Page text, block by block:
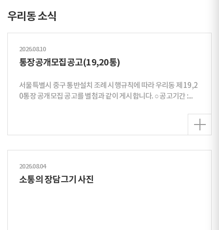
우리동 소식
2026.08.10
통장공개모집공고(19,20통)
서울특별시 중구 통반설치 조례 시행규칙에 따라 우리동 제 19,2
0통장 공개모집 공고를 별첨과 같이 게시합니다. ○ 공고기간 :...
2026.08.04
소통의 장담그기 사진